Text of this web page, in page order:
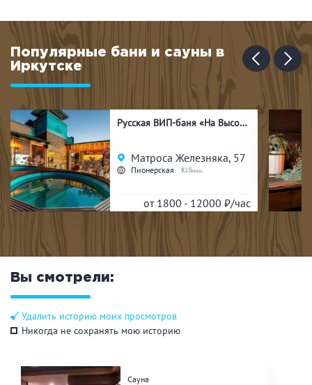
Популярные бани и сауны в
Иркутске
Русская ВИП-баня «На Высоте»
Матроса Железняка, 57
Пионерская 18
от 1800 - 12000 ₽/час
Вы смотрели:
Удалить историю моих просмотров
Никогда не сохранять мою историю
Сауна